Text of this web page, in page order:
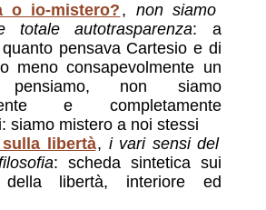
o io-mistero? , non siamo
totale autotrasparenza: a
pensava Cartesio e di
meno consapevolmente un
non siamo
e completamente
siamo mistero a noi stessi
libertà, i vari sensi del
: scheda sintetica sui
libertà, interiore ed